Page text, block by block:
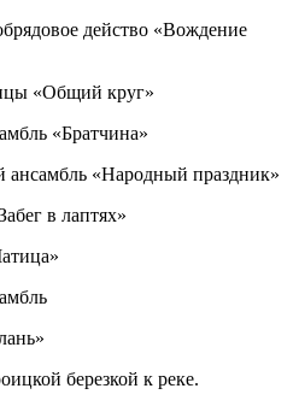
действо «Вождение
«Общий круг»
«Братчина»
«Народный праздник»
в лаптях»
березкой к реке.